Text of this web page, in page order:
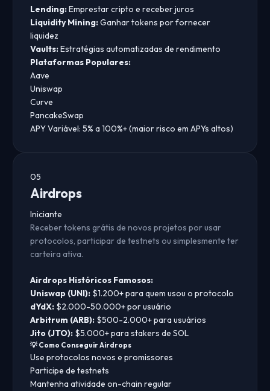
Lending:Emprestar cripto e receber juros
Liquidity Mining:Ganhar tokens por fornecer
liquidez
Vaults:Estratégias automatizadas de rendimento
Plataformas Populares:
Aave
Uniswap
Curve
PancakeSwap
APY Variável: 5% a 100%+ (maior risco em APYs altos)
05
Airdrops
Iniciante
Receber tokens grátis de novos projetos por usar
protocolos, participar de testnets ou simplesmente ter
carteira ativa.
Airdrops Históricos Famosos:
Uniswap (UNI): $1.200+ para quem usou o protocolo
dYdX: $2.000-50.000+ por usuário
Arbitrum (ARB): $500-2.000+ para usuários
Jito (JTO): $5.000+ para stakers de SOL
💡 Como Conseguir Airdrops
Use protocolos novos e promissores
Participe de testnets
Mantenha atividade on-chain regular